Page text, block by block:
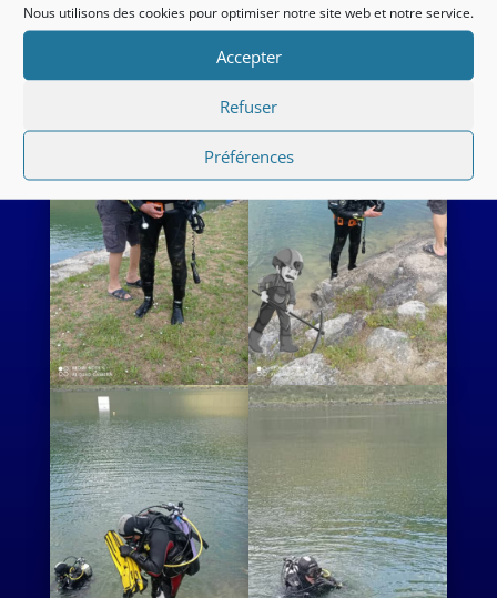
Nous utilisons des cookies pour optimiser notre site web et notre service.
Accepter
Refuser
Préférences